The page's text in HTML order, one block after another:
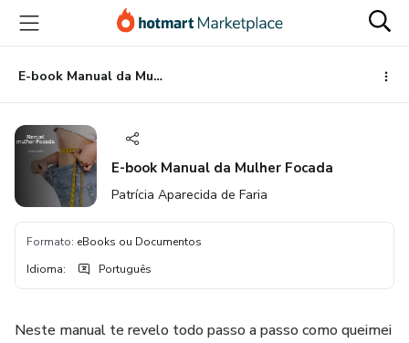
para
conteúdo
principal
para
pagamento
para
rodapé
E-book Manual da Mulher Focada
E-book Manual da Mulher Focada
Patrícia Aparecida de Faria
Formato: eBooks ou Documentos
Idioma: Português
Neste manual te revelo todo passo a passo como queimei